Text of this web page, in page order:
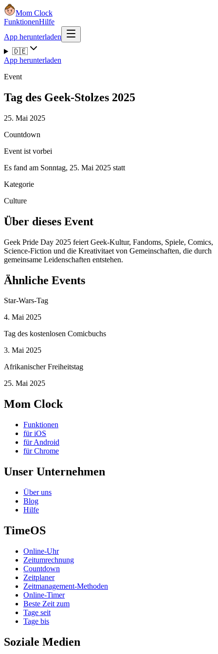
Mom Clock
FunktionenHilfe
App herunterladen
🇩🇪
App herunterladen
Event
Tag des Geek-Stolzes 2025
25. Mai 2025
Countdown
Event ist vorbei
Es fand am Sonntag, 25. Mai 2025 statt
Kategorie
Culture
Über dieses Event
Geek Pride Day 2025 feiert Geek-Kultur, Fandoms, Spiele, Comics,
Science-Fiction und die Kreativitaet von Gemeinschaften, die durch
gemeinsame Leidenschaften entstehen.
Ähnliche Events
Star-Wars-Tag
4. Mai 2025
Tag des kostenlosen Comicbuchs
3. Mai 2025
Afrikanischer Freiheitstag
25. Mai 2025
Mom Clock
Funktionen
für iOS
für Android
für Chrome
Unser Unternehmen
Über uns
Blog
Hilfe
TimeOS
Online-Uhr
Zeitumrechnung
Countdown
Zeitplaner
Zeitmanagement-Methoden
Online-Timer
Beste Zeit zum
Tage seit
Tage bis
Soziale Medien